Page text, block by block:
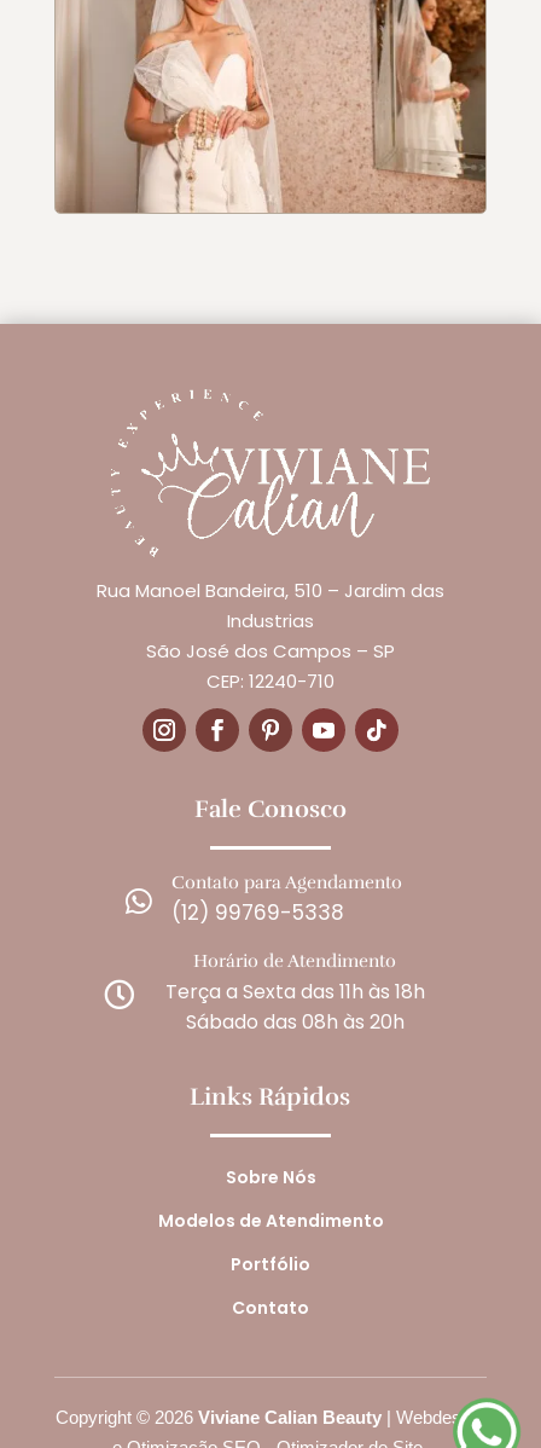
Rua Manoel Bandeira, 510 – Jardim das
Industrias
São José dos Campos – SP
CEP: 12240-710
Fale Conosco

Contato para Agendamento
(12) 99769-5338

Horário de Atendimento
Terça a Sexta das 11h às 18h
Sábado das 08h às 20h
Links Rápidos
Sobre Nós
Modelos de Atendimento
Portfólio
Contato
Copyright© 2026Viviane Calian Beauty | Webdesign